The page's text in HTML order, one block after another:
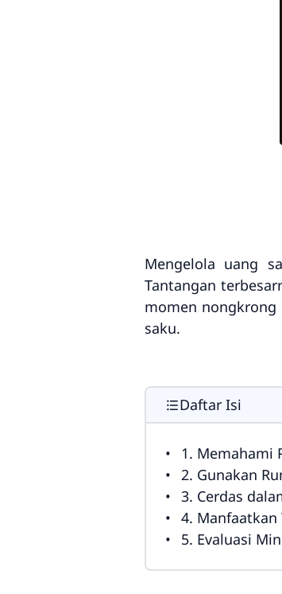
Mengelola uang
Tantangan
momen nongkrong
saku.
Daftar Isi
1. Memahami
2. Gunakan
3. Cerdas
4.
5. Evaluasi